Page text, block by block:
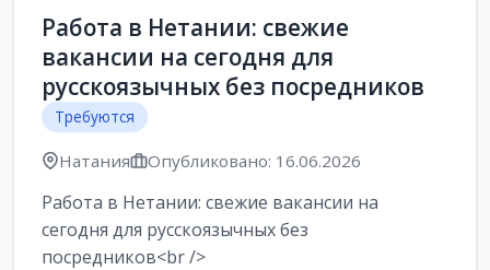
Работа в Нетании: свежие
вакансии на сегодня для
русскоязычных без посредников
Требуются
Натания Опубликовано: 16.06.2026
Работа в Нетании: свежие вакансии на
сегодня для русскоязычных без
посредников<br />